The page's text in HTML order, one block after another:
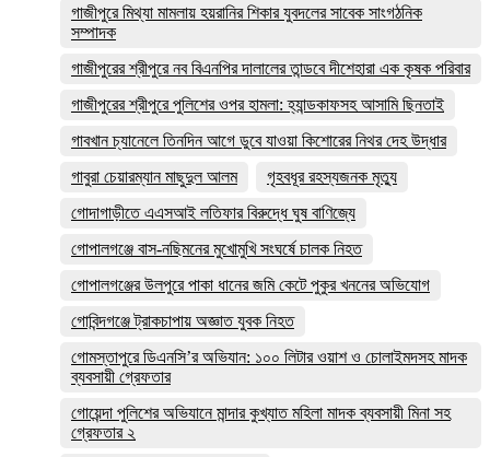
গাজীপুরে মিথ্যা মামলায় হয়রানির শিকার যুবদলের সাবেক সাংগঠনিক
সম্পাদক
গাজীপুরের শ্রীপুরে নব বিএনপির দালালের তান্ডবে দীশেহারা এক কৃষক পরিবার
গাজীপুরের শ্রীপুরে পুলিশের ওপর হামলা: হ্যান্ডকাফসহ আসামি ছিনতাই
গাবখান চ্যানেলে তিনদিন আগে ডুবে যাওয়া কিশোরের নিথর দেহ উদ্ধার
গাবুরা চেয়ারম্যান মাছুদুল আলম
গৃহবধূর রহস্যজনক মৃত্যু
গোদাগাড়ীতে এএসআই লতিফার বিরুদ্ধে ঘুষ বাণিজ্যে
গোপালগঞ্জে বাস-নছিমনের মুখোমুখি সংঘর্ষে চালক নিহত
গোপালগঞ্জের উলপুরে পাকা ধানের জমি কেটে পুকুর খননের অভিযোগ
গোবিন্দগঞ্জে ট্রাকচাপায় অজ্ঞাত যুবক নিহত
গোমস্তাপুরে ডিএনসি’র অভিযান: ১০০ লিটার ওয়াশ ও চোলাইমদসহ মাদক
ব্যবসায়ী গ্রেফতার
গোয়েন্দা পুলিশের অভিযানে মান্দার কুখ্যাত মহিলা মাদক ব্যবসায়ী মিনা সহ
গ্রেফতার ২